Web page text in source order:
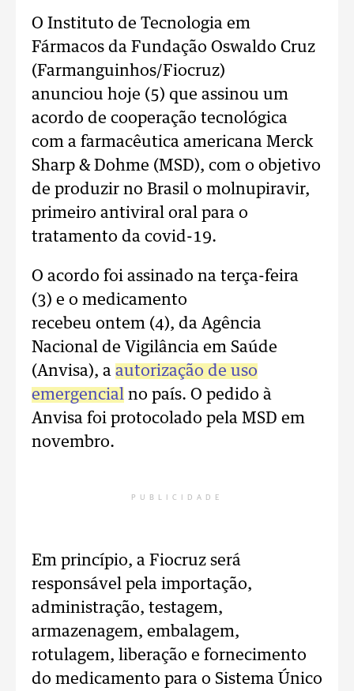
O Instituto de Tecnologia em
Fármacos da Fundação Oswaldo Cruz
(Farmanguinhos/Fiocruz)
anunciou hoje (5) que assinou um
acordo de cooperação tecnológica
com a farmacêutica americana Merck
Sharp & Dohme (MSD), com o objetivo
de produzir no Brasil o molnupiravir,
primeiro antiviral oral para o
tratamento da covid-19.
O acordo foi assinado na terça-feira
(3) e o medicamento
recebeu ontem (4), da Agência
Nacional de Vigilância em Saúde
(Anvisa), a autorização de uso
emergencial no país. O pedido à
Anvisa foi protocolado pela MSD em
novembro.
PUBLICIDADE
Em princípio, a Fiocruz será
responsável pela importação,
administração, testagem,
armazenagem, embalagem,
rotulagem, liberação e fornecimento
do medicamento para o Sistema Único